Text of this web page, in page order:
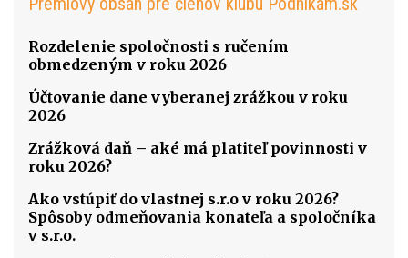
Rozdelenie spoločnosti s ručením
obmedzeným v roku 2026
Účtovanie dane vyberanej zrážkou v roku
2026
Zrážková daň – aké má platiteľ povinnosti v
roku 2026?
Ako vstúpiť do vlastnej s.r.o v roku 2026?
Spôsoby odmeňovania konateľa a spoločníka
v s.r.o.